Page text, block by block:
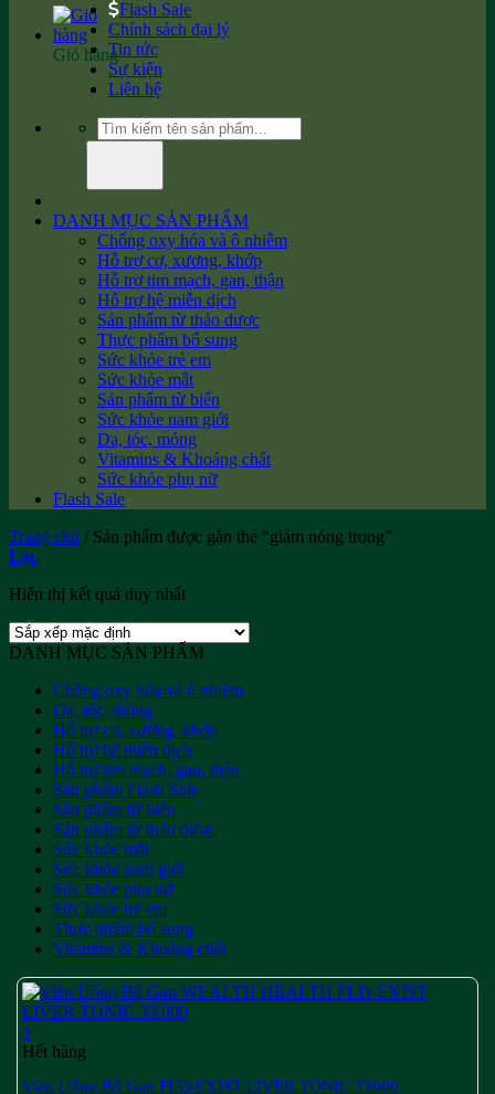
Giỏ hàng
Flash Sale
Chính sách đại lý
Tin tức
Sự kiện
Liên hệ
Tìm
kiếm:
DANH MỤC SẢN PHẨM
Chống oxy hóa và ô nhiễm
Hỗ trợ cơ, xương, khớp
Hỗ trợ tim mạch, gan, thận
Hỗ trợ hệ miễn dịch
Sản phẩm từ thảo dược
Thực phẩm bổ sung
Sức khỏe trẻ em
Sức khỏe mắt
Sản phẩm từ biển
Sức khỏe nam giới
Da, tóc, móng
Vitamins & Khoáng chất
Sức khỏe phụ nữ
Flash Sale
Trang chủ / Sản phẩm được gắn thẻ “giảm nóng trong”
Lọc
Hiển thị kết quả duy nhất
DANH MỤC SẢN PHẨM
Chống oxy hóa và ô nhiễm
Da, tóc, móng
Hỗ trợ cơ, xương, khớp
Hỗ trợ hệ miễn dịch
Hỗ trợ tim mạch, gan, thận
Sản phẩm Flash Sale
Sản phẩm từ biển
Sản phẩm từ thảo dược
Sức khỏe mắt
Sức khỏe nam giới
Sức khỏe phụ nữ
Sức khỏe trẻ em
Thực phẩm bổ sung
Vitamins & Khoáng chất
+
Hết hàng
Viên Uống Bổ Gan FLD-EXIST LIVER TONIC 33000